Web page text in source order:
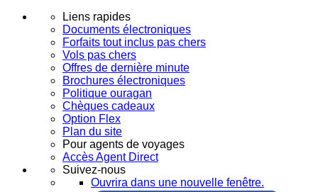
Liens rapides
Documents électroniques
Forfaits tout inclus pas chers
Vols pas chers
Offres de dernière minute
Brochures électroniques
Politique ouragan
Chèques cadeaux
Option Flex
Plan du site
Pour agents de voyages
Accès Agent Direct
Suivez-nous
Ouvrira dans une nouvelle fenêtre.